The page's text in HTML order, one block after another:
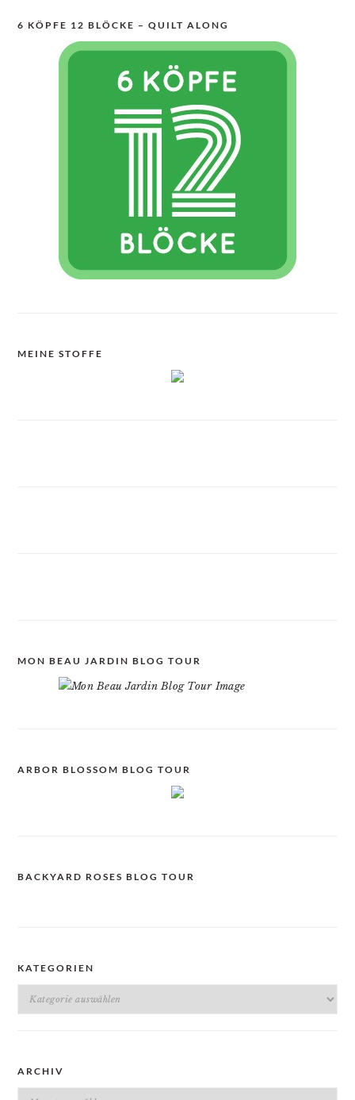
6 KÖPFE 12 BLÖCKE – QUILT ALONG
MEINE STOFFE
MON BEAU JARDIN BLOG TOUR
ARBOR BLOSSOM BLOG TOUR
BACKYARD ROSES BLOG TOUR
KATEGORIEN
Kategorien
ARCHIV
Archiv